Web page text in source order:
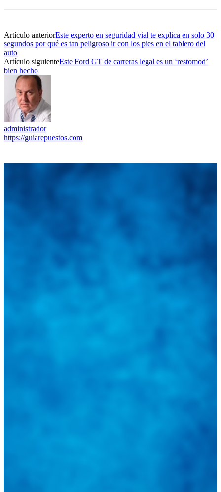
Artículo anteriorEste experto en seguridad vial te explica en solo 30
segundos por qué es tan peligroso ir con los pies en el tablero del
auto
Artículo siguienteEste Ford GT de carreras legal es un ‘restomod’
bien hecho
administrador
https://guiarepuestos.com